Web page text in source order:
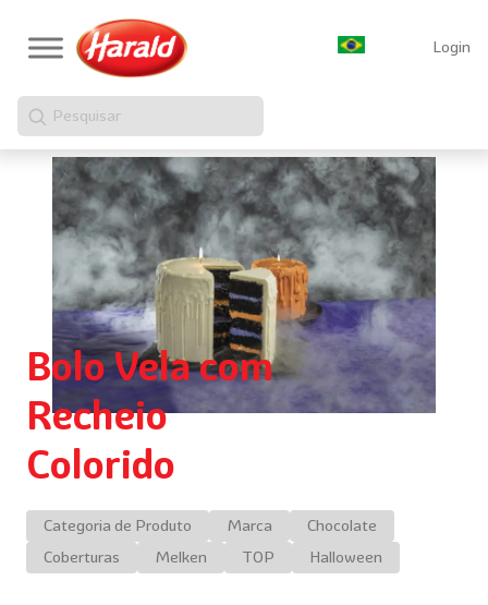
Login
Pesquisar
Bolo Vela com
Recheio
Colorido
Categoria de Produto Marca
Chocolate
Coberturas
Melken TOP Halloween